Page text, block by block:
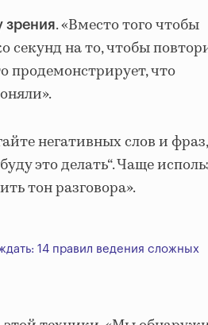
зрения. «Вместо того чтобы
секунд на то, чтобы
продемонстрирует, что
негативных слов и
это делать“. Чаще
тон разговора».
14 правил ведения сложных